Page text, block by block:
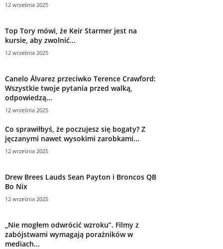
12 września 2025
Top Tory mówi, że Keir Starmer jest na
kursie, aby zwolnić...
12 września 2025
Canelo Álvarez przeciwko Terence Crawford:
Wszystkie twoje pytania przed walką,
odpowiedzą...
12 września 2025
Co sprawiłbyś, że poczujesz się bogaty? Z
jęczanymi nawet wysokimi zarobkami...
12 września 2025
Drew Brees Lauds Sean Payton i Broncos QB
Bo Nix
12 września 2025
„Nie mogłem odwrócić wzroku”. Filmy z
zabójstwami wymagają porażników w
mediach...